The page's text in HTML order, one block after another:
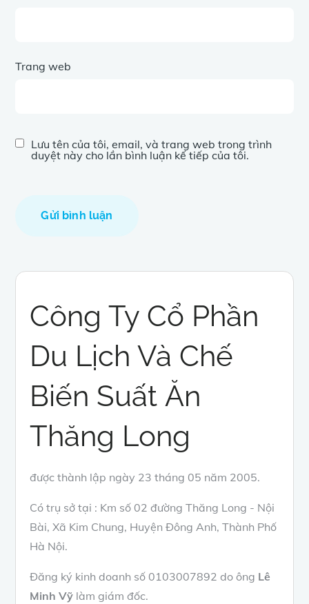
Trang web
Lưu tên của tôi, email, và trang web trong trình
duyệt này cho lần bình luận kế tiếp của tôi.
Công Ty Cổ Phần
Du Lịch Và Chế
Biến Suất Ăn
Thăng Long
được thành lập ngày 23 tháng 05 năm 2005.
Có trụ sở tại : Km số 02 đường Thăng Long - Nội
Bài, Xã Kim Chung, Huyện Đông Anh, Thành Phố
Hà Nội.
Đăng ký kinh doanh số 0103007892 do ông Lê
Minh Vỹ làm giám đốc.